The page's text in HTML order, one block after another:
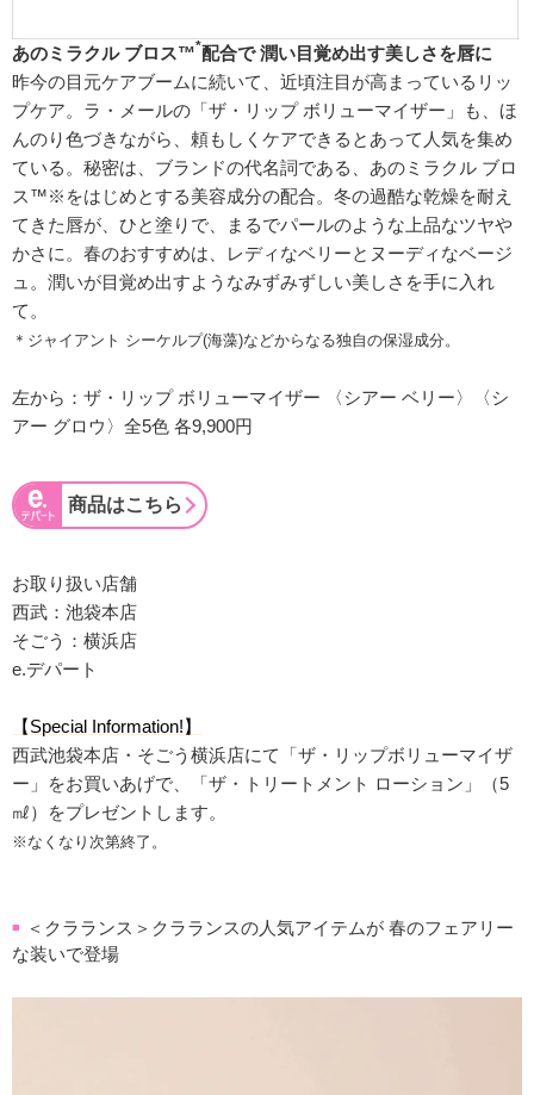
あのミラクル ブロス™*配合で 潤い目覚め出す美しさを唇に
昨今の目元ケアブームに続いて、近頃注目が高まっているリッ
プケア。ラ・メールの「ザ・リップ ボリューマイザー」も、ほ
んのり色づきながら、頼もしくケアできるとあって人気を集め
ている。秘密は、ブランドの代名詞である、あのミラクル ブロ
ス™※をはじめとする美容成分の配合。冬の過酷な乾燥を耐え
てきた唇が、ひと塗りで、まるでパールのような上品なツヤや
かさに。春のおすすめは、レディなベリーとヌーディなベージ
ュ。潤いが目覚め出すようなみずみずしい美しさを手に入れ
て。
＊ジャイアント シーケルプ(海藻)などからなる独自の保湿成分。
左から：ザ・リップ ボリューマイザー 〈シアー ベリー〉〈シ
アー グロウ〉全5色 各9,900円
商品はこちら
お取り扱い店舗
西武：池袋本店
そごう：横浜店
e.デパート
【Special Information!】
西武池袋本店・そごう横浜店にて「ザ・リップボリューマイザ
ー」をお買いあげで、「ザ・トリートメント ローション」（5
㎖）をプレゼントします。
※なくなり次第終了。
■
＜クラランス＞クラランスの人気アイテムが 春のフェアリー
な装いで登場